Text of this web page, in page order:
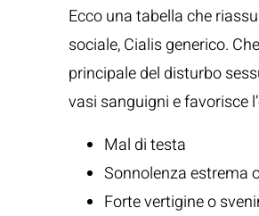
Ecco una tabella che
sociale, Cialis generico.
principale del disturbo
vasi sanguigni e favorisce
Mal di testa
Sonnolenza estrema
Forte vertigine o